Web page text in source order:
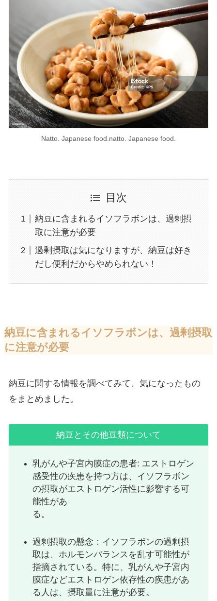
Natto. Japanese food.natto. Japanese food.
目次
納豆に含まれるイソフラボンは、過剰摂
取に注意が必要
過剰摂取は気になりますが、納豆は好き
だし便利だからやめられない！
納豆に含まれるイソフラボンは、過剰摂取
に注意が必要
納豆に関する情報を調べてみて、気になったもの
をまとめました。
納豆とその他豆類について
乳がんや子宮内膜症の患者: エストロゲン
感受性の疾患を持つ方は、イソフラボン
の摂取がエストロゲン活性に影響する可
能性があ
る。
過剰摂取の懸念：イソフラボンの過剰摂
取は、ホルモンバランスを乱す可能性が
指摘されている。特に、乳がんや子宮内
膜症などエストロゲン依存性の疾患があ
る人は、摂取量に注意が必要。